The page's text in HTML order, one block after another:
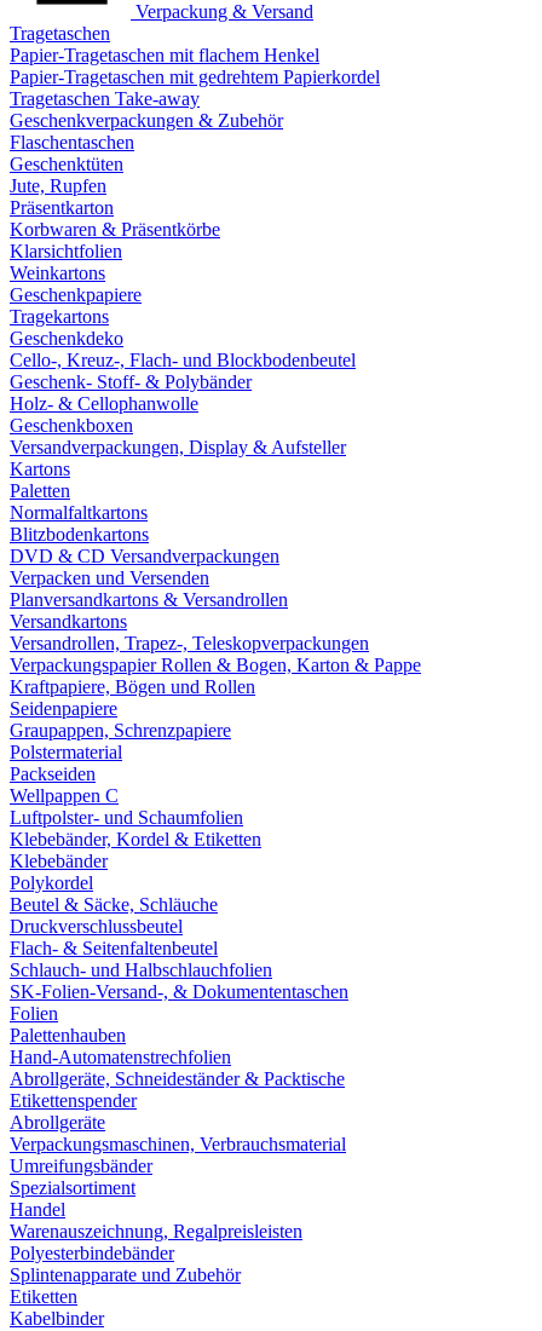
Verpackung & Versand
Tragetaschen
Papier-Tragetaschen mit flachem Henkel
Papier-Tragetaschen mit gedrehtem Papierkordel
Tragetaschen Take-away
Geschenkverpackungen & Zubehör
Flaschentaschen
Geschenktüten
Jute, Rupfen
Präsentkarton
Korbwaren & Präsentkörbe
Klarsichtfolien
Weinkartons
Geschenkpapiere
Tragekartons
Geschenkdeko
Cello-, Kreuz-, Flach- und Blockbodenbeutel
Geschenk- Stoff- & Polybänder
Holz- & Cellophanwolle
Geschenkboxen
Versandverpackungen, Display & Aufsteller
Kartons
Paletten
Normalfaltkartons
Blitzbodenkartons
DVD & CD Versandverpackungen
Verpacken und Versenden
Planversandkartons & Versandrollen
Versandkartons
Versandrollen, Trapez-, Teleskopverpackungen
Verpackungspapier Rollen & Bogen, Karton & Pappe
Kraftpapiere, Bögen und Rollen
Seidenpapiere
Graupappen, Schrenzpapiere
Polstermaterial
Packseiden
Wellpappen C
Luftpolster- und Schaumfolien
Klebebänder, Kordel & Etiketten
Klebebänder
Polykordel
Beutel & Säcke, Schläuche
Druckverschlussbeutel
Flach- & Seitenfaltenbeutel
Schlauch- und Halbschlauchfolien
SK-Folien-Versand-, & Dokumententaschen
Folien
Palettenhauben
Hand-Automatenstrechfolien
Abrollgeräte, Schneideständer & Packtische
Etikettenspender
Abrollgeräte
Verpackungsmaschinen, Verbrauchsmaterial
Umreifungsbänder
Spezialsortiment
Handel
Warenauszeichnung, Regalpreisleisten
Polyesterbindebänder
Splintenapparate und Zubehör
Etiketten
Kabelbinder